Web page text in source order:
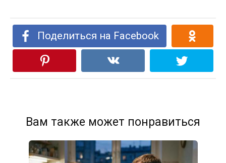
Поделиться на Facebook
Вам также может понравиться